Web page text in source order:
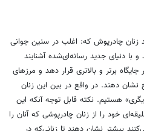
چادرپوش که: اغلب در سنین جوانی
و با دنیای جدید رسانه‌ای‌شده آشنایند
برتر و بالاتری قرار دهد و مرزهای
نشان دهند. در واقع در بین این زنان
هستیم. نکته قابل توجه آنکه این
خود را از زنان چادرپوشی که آنان را